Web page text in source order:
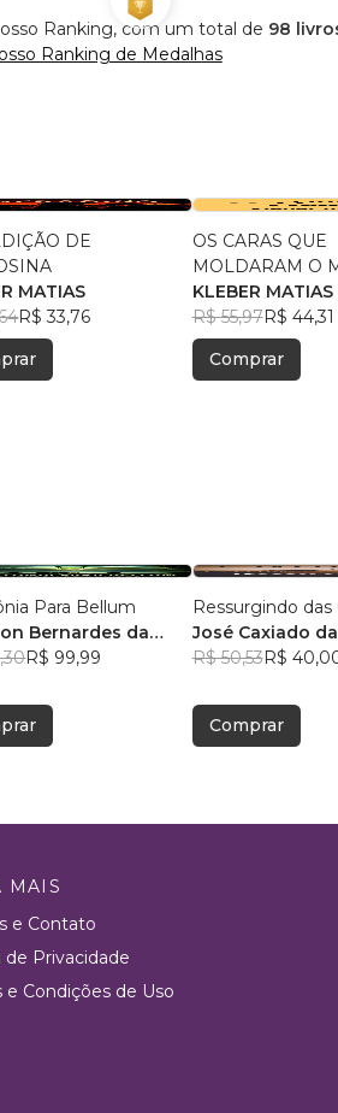
Ranking, com um total de 98
Ranking de Medalhas
DE
MATIAS
R$ 33,76
OS CARAS QUE
MOLDARAM O
KLEBER MATIAS
R$ 55,97R$ 44,31
Comprar
Para Bellum
Bernardes da
R$ 99,99
Ressurgindo das
José Caxiado
R$ 50,53R$
Comprar
MAIS
e Contato
de Privacidade
e Condições de Uso